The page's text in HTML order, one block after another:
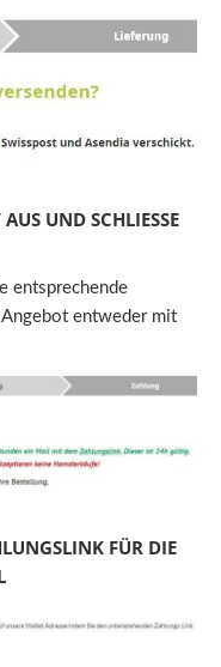
UND SCHLIESSE
entsprechende
Angebot entweder mit
FÜR DIE